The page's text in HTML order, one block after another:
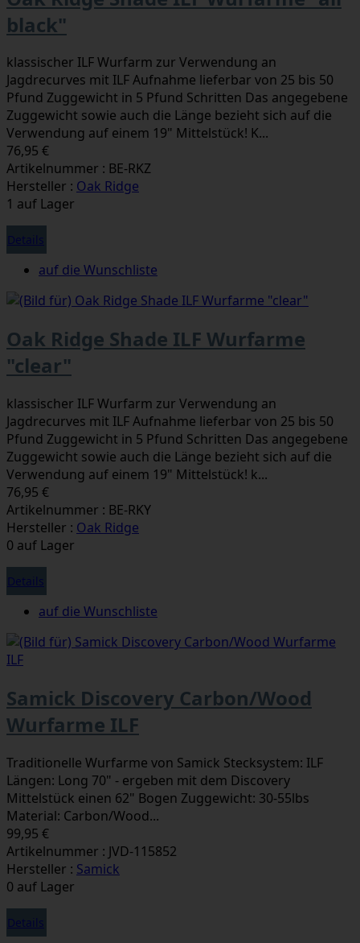
black"
klassischer ILF Wurfarm zur Verwendung an
Jagdrecurves mit ILF Aufnahme lieferbar von 25 bis 50
Pfund Zuggewicht in 5 Pfund Schritten Das angegebene
Zuggewicht sowie auch die Länge bezieht sich auf die
Verwendung auf einem 19" Mittelstück! K...
76,95 €
Artikelnummer : BE-RKZ
Hersteller : Oak Ridge
1 auf Lager
Details
auf die Wunschliste
Oak Ridge Shade ILF Wurfarme
"clear"
klassischer ILF Wurfarm zur Verwendung an
Jagdrecurves mit ILF Aufnahme lieferbar von 25 bis 50
Pfund Zuggewicht in 5 Pfund Schritten Das angegebene
Zuggewicht sowie auch die Länge bezieht sich auf die
Verwendung auf einem 19" Mittelstück! k...
76,95 €
Artikelnummer : BE-RKY
Hersteller : Oak Ridge
0 auf Lager
Details
auf die Wunschliste
Samick Discovery Carbon/Wood
Wurfarme ILF
Traditionelle Wurfarme von Samick Stecksystem: ILF
Längen: Long 70" - ergeben mit dem Discovery
Mittelstück einen 62" Bogen Zuggewicht: 30-55lbs
Material: Carbon/Wood...
99,95 €
Artikelnummer : JVD-115852
Hersteller : Samick
0 auf Lager
Details